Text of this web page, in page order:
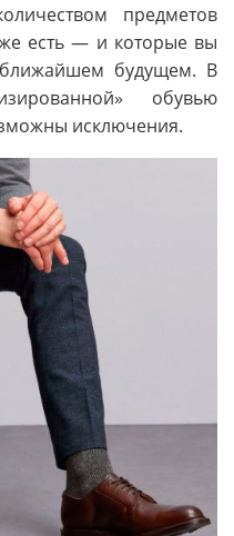
предметов
есть — и которые вы
будущем. В
обувью
исключения.